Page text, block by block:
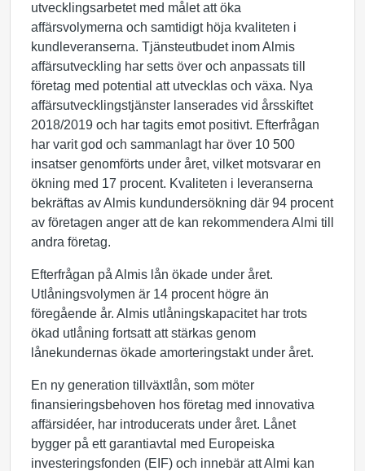
utvecklingsarbetet med målet att öka
affärsvolymerna och samtidigt höja kvaliteten i
kundleveranserna. Tjänsteutbudet inom Almis
affärsutveckling har setts över och anpassats till
företag med potential att utvecklas och växa. Nya
affärsutvecklingstjänster lanserades vid årsskiftet
2018/2019 och har tagits emot positivt. Efterfrågan
har varit god och sammanlagt har över 10 500
insatser genomförts under året, vilket motsvarar en
ökning med 17 procent. Kvaliteten i leveranserna
bekräftas av Almis kundundersökning där 94 procent
av företagen anger att de kan rekommendera Almi till
andra företag.
Efterfrågan på Almis lån ökade under året.
Utlåningsvolymen är 14 procent högre än
föregående år. Almis utlåningskapacitet har trots
ökad utlåning fortsatt att stärkas genom
lånekundernas ökade amorteringstakt under året.
En ny generation tillväxtlån, som möter
finansieringsbehoven hos företag med innovativa
affärsidéer, har introducerats under året. Lånet
bygger på ett garantiavtal med Europeiska
investeringsfonden (EIF) och innebär att Almi kan